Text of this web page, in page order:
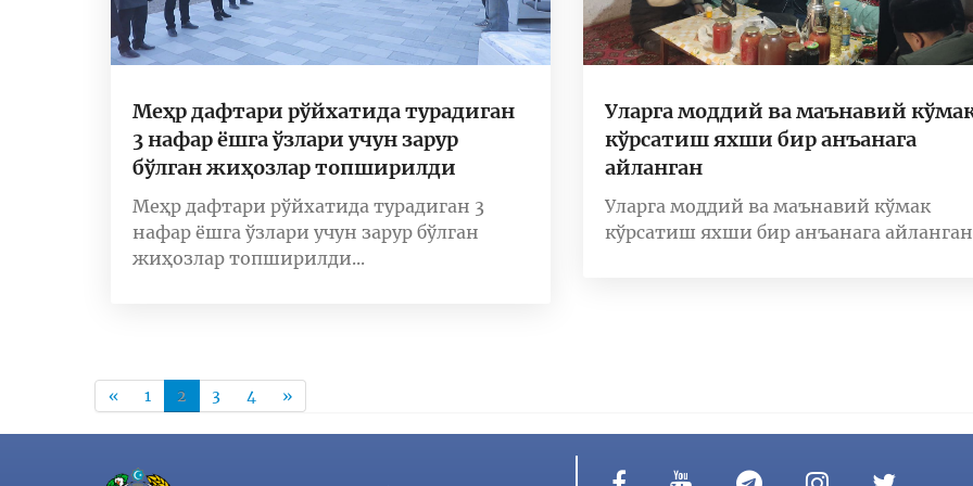
Меҳр дафтари рўйхатида турадиган
3 нафар ёшга ўзлари учун зарур
бўлган жиҳозлар топширилди
Меҳр дафтари рўйхатида турадиган 3
нафар ёшга ўзлари учун зарур бўлган
жиҳозлар топширилди...
Уларга моддий ва маънавий
кўрсатиш яхши бир анъанага
айланган
Уларга моддий ва маънавий кўмак
кўрсатиш яхши бир анъанага
« 1 2 3 4 »